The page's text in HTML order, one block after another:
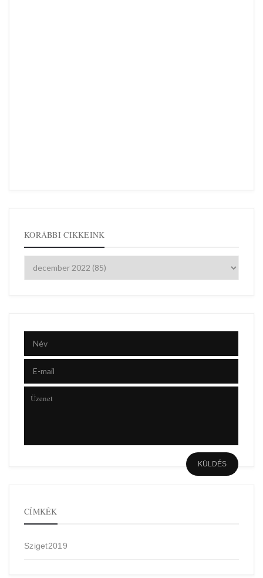
KORÁBBI CIKKEINK
CÍMKÉK
Sziget2019